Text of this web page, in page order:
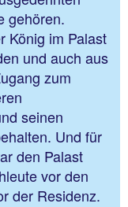
gehören.
König im Palast
und auch aus
zum
seinen
Und für
den Palast
vor den
der Residenz.